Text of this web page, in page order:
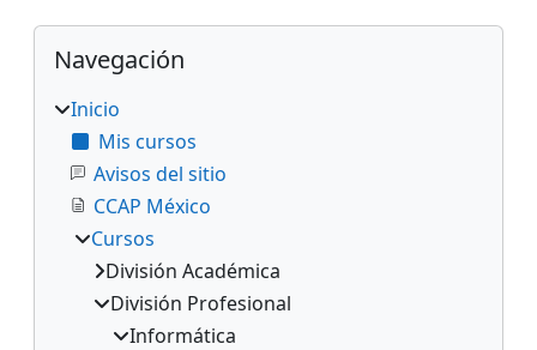
Bloques
Omitir Navegación
Navegación
Inicio
Mis cursos
Avisos del sitio
CCAP México
Cursos
División Académica
División Profesional
Informática